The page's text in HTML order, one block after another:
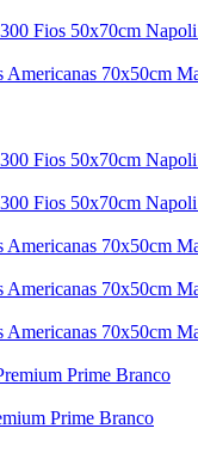
Fios 50x70cm
70x50cm
Fios 50x70cm
Fios 50x70cm
70x50cm
70x50cm
70x50cm
Prime Branco
Prime Branco